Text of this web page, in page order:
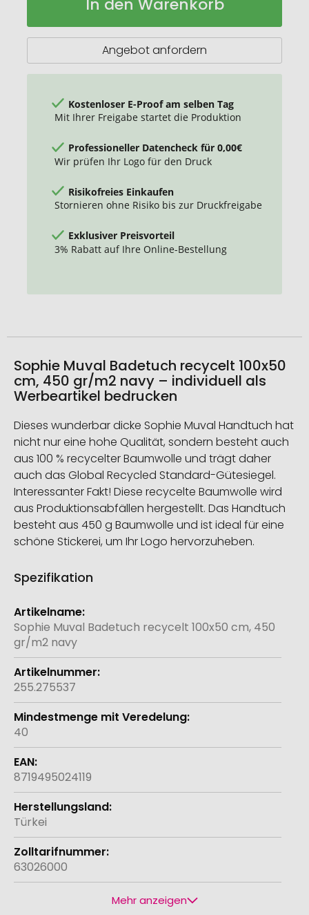
recycelt
In den Warenkorb
Angebot anfordern
Kostenloser E-Proof am selben Tag
Mit Ihrer Freigabe startet die Produktion
Professioneller Datencheck für 0,00€
Wir prüfen Ihr Logo für den Druck
Risikofreies Einkaufen
Stornieren ohne Risiko bis zur Druckfreigabe
Exklusiver Preisvorteil
3% Rabatt auf Ihre Online-Bestellung
Sophie Muval Badetuch recycelt 100x50
cm, 450 gr/m2 navy – individuell als
Werbeartikel bedrucken
Dieses wunderbar dicke Sophie Muval Handtuch hat
nicht nur eine hohe Qualität, sondern besteht auch
aus 100 % recycelter Baumwolle und trägt daher
auch das Global Recycled Standard-Gütesiegel.
Interessanter Fakt! Diese recycelte Baumwolle wird
aus Produktionsabfällen hergestellt. Das Handtuch
besteht aus 450 g Baumwolle und ist ideal für eine
schöne Stickerei, um Ihr Logo hervorzuheben.
Spezifikation
Weitere
Informationen
Sophie Muval Badetuch recycelt 100x50 cm, 450
gr/m2 navy
255.275537
40
8719495024119
Türkei
63026000
Mehr anzeigen